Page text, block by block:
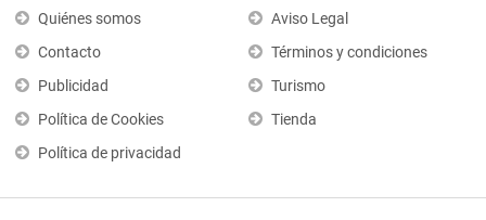
Quiénes somos
Contacto
Publicidad
Política de Cookies
Política de privacidad
Aviso Legal
Términos y condiciones
Turismo
Tienda